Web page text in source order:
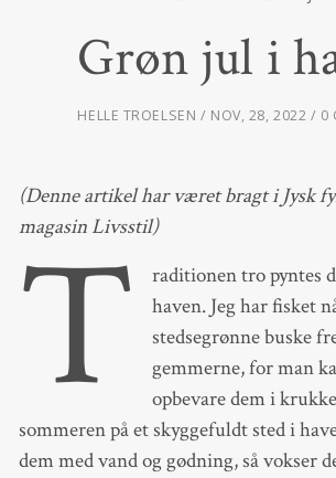
Grøn jul i
HELLE TROELSEN NOV, 28, 2022 0
(Denne artikel har været bragt i Jysk
magasin Livsstil)
T
raditionen tro pyntes
haven. Jeg har fisket
stedsegrønne buske
gemmerne, for man
opbevare dem i
sommeren på et skyggefuldt sted i
dem med vand og gødning, så vokser